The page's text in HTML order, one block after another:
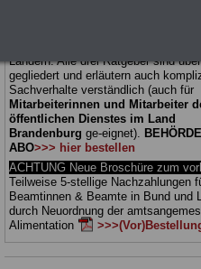
Ländern. Alle drei Ratgeber sind
gegliedert und erläutern auch
Sachverhalte verständlich (auch für
Mitarbeiterinnen und Mitarbeiter
öffentlichen Dienstes im Land
Brandenburg ge-eignet).
ABO>>> hier bestellen
ACHTUNG Neue Broschüre zum
Teilweise 5-stellige Nachzahlungen
Beamtinnen & Beamte in Bund und
durch Neuordnung der
Alimentation